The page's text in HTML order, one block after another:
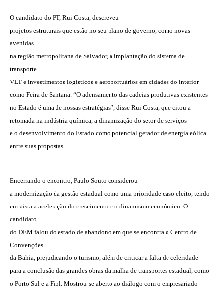
Como utilizar
O candidato do PT, Rui Costa, descreveu
projetos estruturais que estão no seu plano de governo, como novas
avenidas
na região metropolitana de Salvador, a implantação do sistema de
transporte
VLT e investimentos logísticos e aeroportuários em cidades do interior
como Feira de Santana. “O adensamento das cadeias produtivas existentes
no Estado é uma de nossas estratégias”, disse Rui Costa, que citou a
retomada na indústria química, a dinamização do setor de serviços
e o desenvolvimento do Estado como potencial gerador de energia eólica
entre suas propostas.
Encerrando o encontro, Paulo Souto considerou
a modernização da gestão estadual como uma prioridade caso eleito, tendo
em vista a aceleração do crescimento e o dinamismo econômico. O
candidato
do DEM falou do estado de abandono em que se encontra o Centro de
Convenções
da Bahia, prejudicando o turismo, além de criticar a falta de celeridade
para a conclusão das grandes obras da malha de transportes estadual, como
o Porto Sul e a Fiol. Mostrou-se aberto ao diálogo com o empresariado